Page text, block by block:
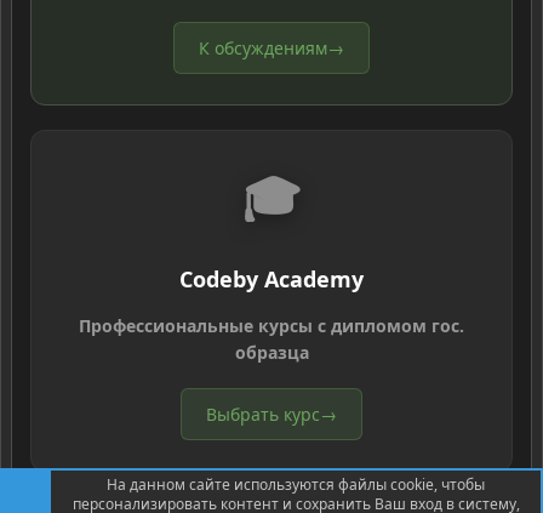
К обсуждениям→
🎓
Codeby Academy
Профессиональные курсы с дипломом гос.
образца
Выбрать курс→
На данном сайте используются файлы cookie, чтобы
персонализировать контент и сохранить Ваш вход в систему,